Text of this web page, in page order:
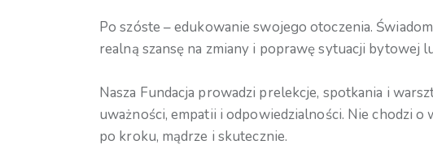
Po szóste – edukowanie swojego otoczenia.
realną szansę na zmiany i poprawę sytuacji bytowej
Nasza Fundacja prowadzi prelekcje, spotkania i
uważności, empatii i odpowiedzialności. Nie chodzi
po kroku, mądrze i skutecznie.